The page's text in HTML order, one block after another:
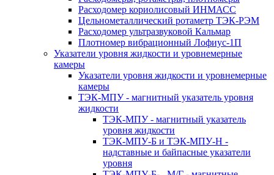
Расходомер кориолисовый ИНМАСС
Цельнометаллический ротаметр ТЭК-РЭМ
Расходомер ультразвуковой Кальмар
Плотномер вибрационный Лофиус-1П
Указатели уровня жидкости и уровнемерные
камеры
Указатели уровня жидкости и уровнемерные
камеры
ТЭК-МПУ - магнитный указатель уровня
жидкости
ТЭК-МПУ - магнитный указатель
уровня жидкости
ТЭК-МПУ-Б и ТЭК-МПУ-Н -
надставные и байпасные указатели
уровня